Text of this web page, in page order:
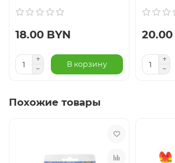
18.00 BYN
В корзину
20.00
Похожие товары